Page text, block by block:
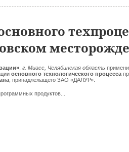
г. Миасс, Челябинская область
основного технологического процесса
, принадлежащего ЗАО «ДАЛУР».
продуктов...